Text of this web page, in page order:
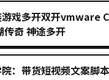
戏多开双开vmware
传奇 神途多开
：带货短视频文案脚